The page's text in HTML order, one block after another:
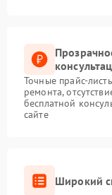
Точные прайс-
ремонта,
бесплатной
сайте
Широкий